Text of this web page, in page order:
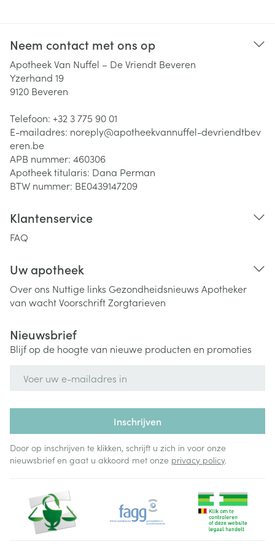
Neem contact met ons op
Apotheek Van Nuffel – De Vriendt Beveren
Yzerhand 19
9120 Beveren
Telefoon: +32 3 775 90 01
E-mailadres: noreply@apotheekvannuffel-devriendtbev
eren.be
APB nummer: 460306
Apotheek titularis: Dana Perman
BTW nummer: BE0439147209
Klantenservice
FAQ
Uw apotheek
Over ons Nuttige links Gezondheidsnieuws Apotheker
van wachtVoorschriftZorgtarieven
Nieuwsbrief
Blijf op de hoogte van nieuwe producten en promoties
Inschrijven
Door op inschrijven te klikken, schrijft u zich in voor onze
nieuwsbrief en gaat u akkoord met onze privacy policy.